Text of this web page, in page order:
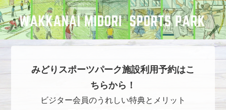
みどりスポーツパーク施設利用予約はこ
ちらから！
ビジター会員のうれしい特典とメリット